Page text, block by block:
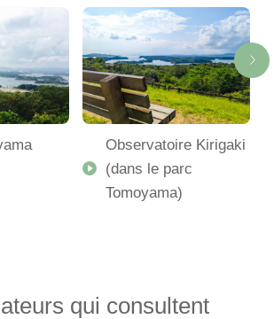
Observatoire Kirigaki
(dans le parc
Tomoyama)
qui consultent